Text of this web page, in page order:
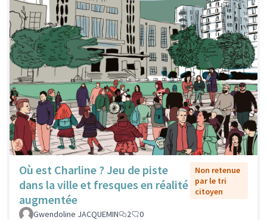
Où est Charline ? Jeu de piste
dans la ville et fresques en réalité
augmentée
Non retenue
par le tri
citoyen
Gwendoline JACQUEMIN 2 0